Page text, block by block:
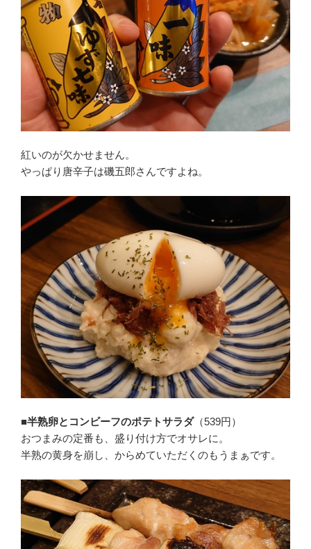
紅いのが欠かせません。
やっぱり唐辛子は磯五郎さんですよね。
■半熟卵とコンビーフのポテトサラダ（539円）
おつまみの定番も、盛り付け方でオサレに。
半熟の黄身を崩し、からめていただくのもうまぁです。